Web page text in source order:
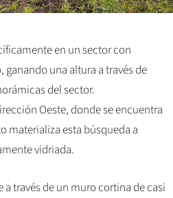
en un sector con
una altura a través de
del sector.
Oeste, donde se encuentra
materializa esta búsqueda a
vidriada.
a través de un muro cortina de casi